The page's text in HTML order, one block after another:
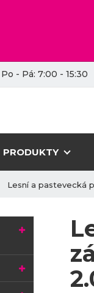
Po - Pá: 7:00 - 15:30
PRODUKTY
Lesní a pastevecká